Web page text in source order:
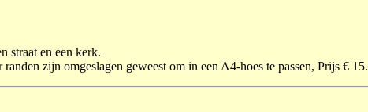
straat en een kerk.
zijn omgeslagen geweest om in een A4-hoes te passen, Prijs € 15.